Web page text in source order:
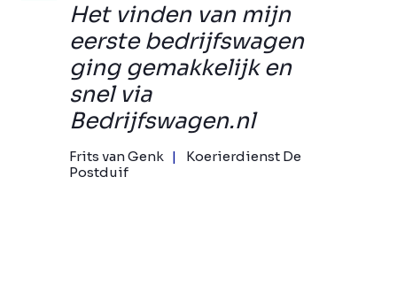
Het vinden van mijn
eerste bedrijfswagen
ging gemakkelijk en
snel via
Bedrijfswagen.nl
Frits van Genk
Koerierdienst De
Postduif